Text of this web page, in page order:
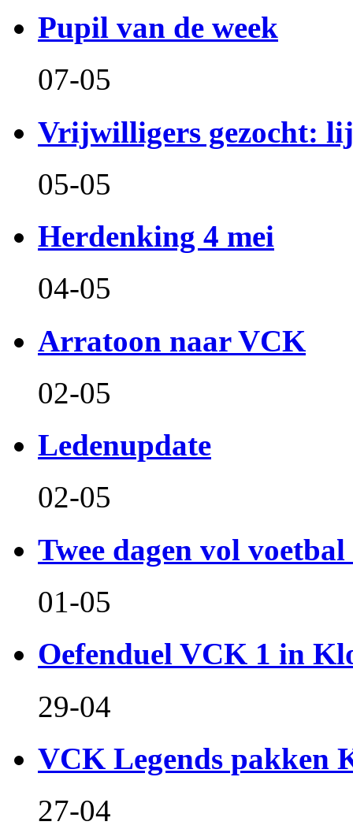
Pupil van de week
07-05
Vrijwilligers gezocht:
05-05
Herdenking 4 mei
04-05
Arratoon naar VCK
02-05
Ledenupdate
02-05
Twee dagen vol
01-05
Oefenduel VCK 1 in
29-04
VCK Legends pakken
27-04